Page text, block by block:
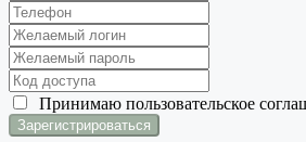
Принимаю пользовательское